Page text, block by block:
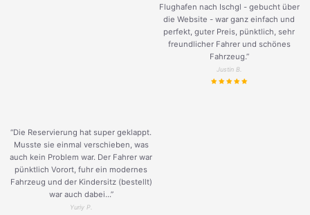
Flughafen nach Ischgl - gebucht über
die Website - war ganz einfach und
perfekt, guter Preis, pünktlich, sehr
freundlicher Fahrer und schönes
Fahrzeug.”
Justin B.
“Die Reservierung hat super geklappt.
Musste sie einmal verschieben, was
auch kein Problem war. Der Fahrer war
pünktlich Vorort, fuhr ein modernes
Fahrzeug und der Kindersitz (bestellt)
war auch dabei...”
Yuriy P.